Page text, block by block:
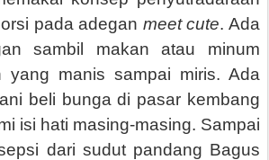
pada adegan meet cute. Ada
sambil makan atau minum
yang manis sampai miris. Ada
beli bunga di pasar kembang
isi hati masing-masing. Sampai
dari sudut pandang Bagus